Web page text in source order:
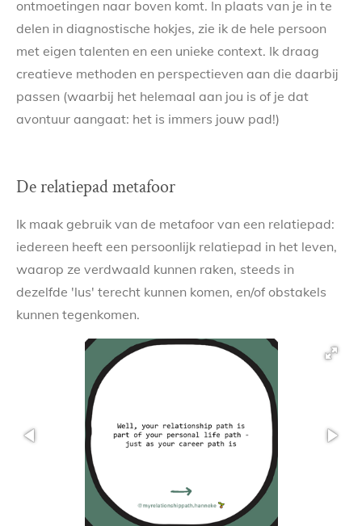
ontmoetingen naar boven komt. In plaats van je in te
delen in diagnostische hokjes, zie ik de hele persoon
met eigen talenten en een unieke context. Ik draag
creatieve methoden en perspectieven aan die daarbij
passen (waarbij het helemaal aan jou is of je dat
avontuur aangaat: het is immers jouw pad!)
De relatiepad metafoor
Ik maak gebruik van de metafoor van een relatiepad:
iedereen heeft een persoonlijk relatiepad in het leven,
waarop ze verdwaald kunnen raken, steeds in
dezelfde 'lus' terecht kunnen komen, en/of obstakels
kunnen tegenkomen.